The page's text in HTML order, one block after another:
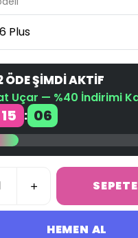
ÖDE ŞİMDİ AKTİF
Uçar — %40 İndirimi
15 : 06
HEMEN AL